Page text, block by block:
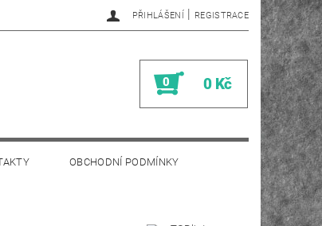
PŘIHLÁŠENÍ | REGISTRACE
0 0 Kč
OBCHODNÍ PODMÍNKY